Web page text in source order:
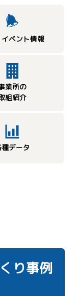
ベント情報
業所の
組紹介
種データ
り事例